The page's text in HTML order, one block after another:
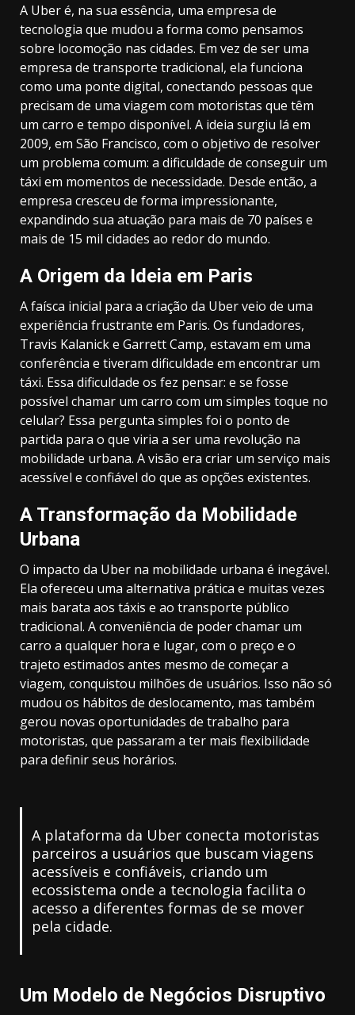
A Uber é, na sua essência, uma empresa de
tecnologia que mudou a forma como pensamos
sobre locomoção nas cidades. Em vez de ser uma
empresa de transporte tradicional, ela funciona
como uma ponte digital, conectando pessoas que
precisam de uma viagem com motoristas que têm
um carro e tempo disponível. A ideia surgiu lá em
2009, em São Francisco, com o objetivo de resolver
um problema comum: a dificuldade de conseguir um
táxi em momentos de necessidade. Desde então, a
empresa cresceu de forma impressionante,
expandindo sua atuação para mais de 70 países e
mais de 15 mil cidades ao redor do mundo.
A Origem da Ideia em Paris
A faísca inicial para a criação da Uber veio de uma
experiência frustrante em Paris. Os fundadores,
Travis Kalanick e Garrett Camp, estavam em uma
conferência e tiveram dificuldade em encontrar um
táxi. Essa dificuldade os fez pensar: e se fosse
possível chamar um carro com um simples toque no
celular? Essa pergunta simples foi o ponto de
partida para o que viria a ser uma revolução na
mobilidade urbana. A visão era criar um serviço mais
acessível e confiável do que as opções existentes.
A Transformação da Mobilidade
Urbana
O impacto da Uber na mobilidade urbana é inegável.
Ela ofereceu uma alternativa prática e muitas vezes
mais barata aos táxis e ao transporte público
tradicional. A conveniência de poder chamar um
carro a qualquer hora e lugar, com o preço e o
trajeto estimados antes mesmo de começar a
viagem, conquistou milhões de usuários. Isso não só
mudou os hábitos de deslocamento, mas também
gerou novas oportunidades de trabalho para
motoristas, que passaram a ter mais flexibilidade
para definir seus horários.
A plataforma da Uber conecta motoristas
parceiros a usuários que buscam viagens
acessíveis e confiáveis, criando um
ecossistema onde a tecnologia facilita o
acesso a diferentes formas de se mover
pela cidade.
Um Modelo de Negócios Disruptivo